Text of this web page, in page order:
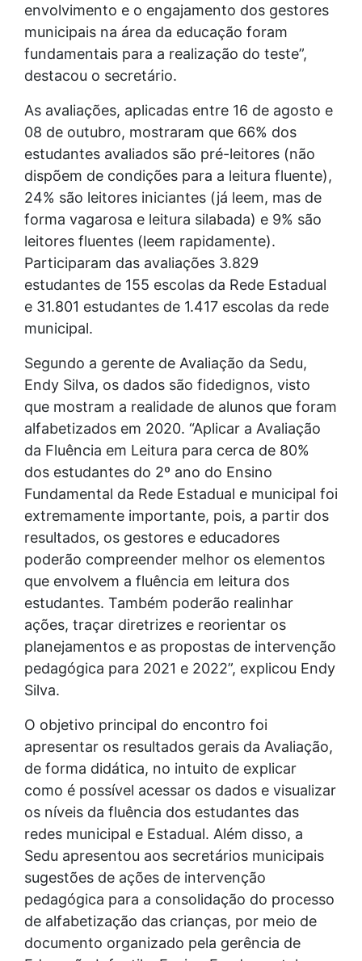
envolvimento e o engajamento dos gestores
municipais na área da educação foram
fundamentais para a realização do teste”,
destacou o secretário.
As avaliações, aplicadas entre 16 de agosto e
08 de outubro, mostraram que 66% dos
estudantes avaliados são pré-leitores (não
dispõem de condições para a leitura fluente),
24% são leitores iniciantes (já leem, mas de
forma vagarosa e leitura silabada) e 9% são
leitores fluentes (leem rapidamente).
Participaram das avaliações 3.829
estudantes de 155 escolas da Rede Estadual
e 31.801 estudantes de 1.417 escolas da rede
municipal.
Segundo a gerente de Avaliação da Sedu,
Endy Silva, os dados são fidedignos, visto
que mostram a realidade de alunos que foram
alfabetizados em 2020. “Aplicar a Avaliação
da Fluência em Leitura para cerca de 80%
dos estudantes do 2º ano do Ensino
Fundamental da Rede Estadual e municipal foi
extremamente importante, pois, a partir dos
resultados, os gestores e educadores
poderão compreender melhor os elementos
que envolvem a fluência em leitura dos
estudantes. Também poderão realinhar
ações, traçar diretrizes e reorientar os
planejamentos e as propostas de intervenção
pedagógica para 2021 e 2022”, explicou Endy
Silva.
O objetivo principal do encontro foi
apresentar os resultados gerais da Avaliação,
de forma didática, no intuito de explicar
como é possível acessar os dados e visualizar
os níveis da fluência dos estudantes das
redes municipal e Estadual. Além disso, a
Sedu apresentou aos secretários municipais
sugestões de ações de intervenção
pedagógica para a consolidação do processo
de alfabetização das crianças, por meio de
documento organizado pela gerência de